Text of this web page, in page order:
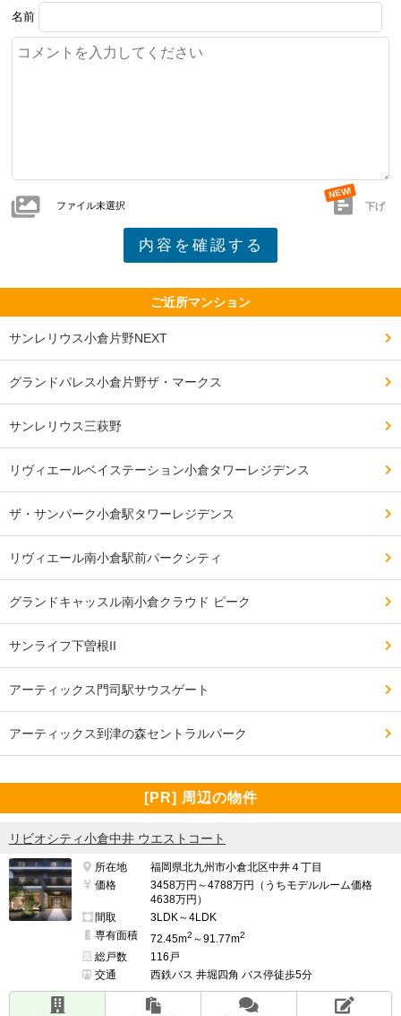
名前
ファイル未選択 下げ
ご近所マンション
サンレリウス小倉片野NEXT
グランドパレス小倉片野ザ・マークス
サンレリウス三萩野
リヴィエールベイステーション小倉タワーレジデンス
ザ・サンパーク小倉駅タワーレジデンス
リヴィエール南小倉駅前パークシティ
グランドキャッスル南小倉クラウド ピーク
サンライフ下曽根II
アーティックス門司駅サウスゲート
アーティックス到津の森セントラルパーク
[PR] 周辺の物件
リビオシティ小倉中井 ウエストコート
所在地
福岡県北九州市小倉北区中井４丁目
価格
3458万円～4788万円（うちモデルルーム価格
4638万円）
間取
3LDK～4LDK
専有面積
72.45m2 ～91.77m2
総戸数
116戸
交通
西鉄バス 井堀四角 バス停徒歩5分